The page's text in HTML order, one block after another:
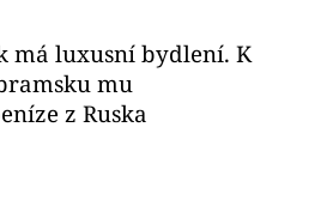
má luxusní bydlení. K
mu
z Ruska